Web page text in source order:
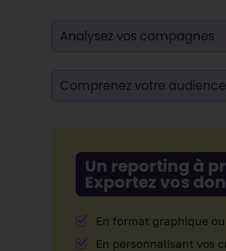
Analysez vos campagnes
Comprenez votre audience
Un reporting à
Exportez vos
En format graphique
En personnalisant vos